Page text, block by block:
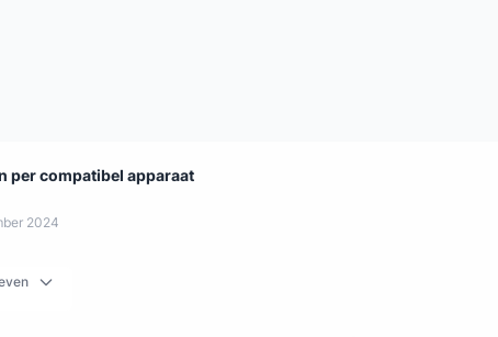
per compatibel apparaat
2024